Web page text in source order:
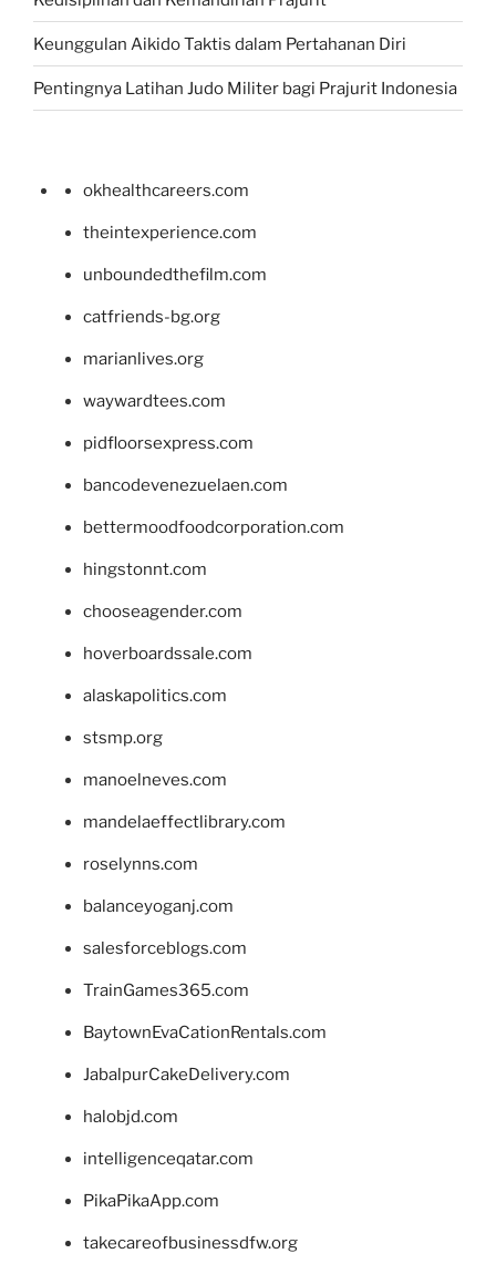
Keunggulan Aikido Taktis dalam Pertahanan Diri
Pentingnya Latihan Judo Militer bagi Prajurit Indonesia
okhealthcareers.com
theintexperience.com
unboundedthefilm.com
catfriends-bg.org
marianlives.org
waywardtees.com
pidfloorsexpress.com
bancodevenezuelaen.com
bettermoodfoodcorporation.com
hingstonnt.com
chooseagender.com
hoverboardssale.com
alaskapolitics.com
stsmp.org
manoelneves.com
mandelaeffectlibrary.com
roselynns.com
balanceyoganj.com
salesforceblogs.com
TrainGames365.com
BaytownEvaCationRentals.com
JabalpurCakeDelivery.com
halobjd.com
intelligenceqatar.com
PikaPikaApp.com
takecareofbusinessdfw.org